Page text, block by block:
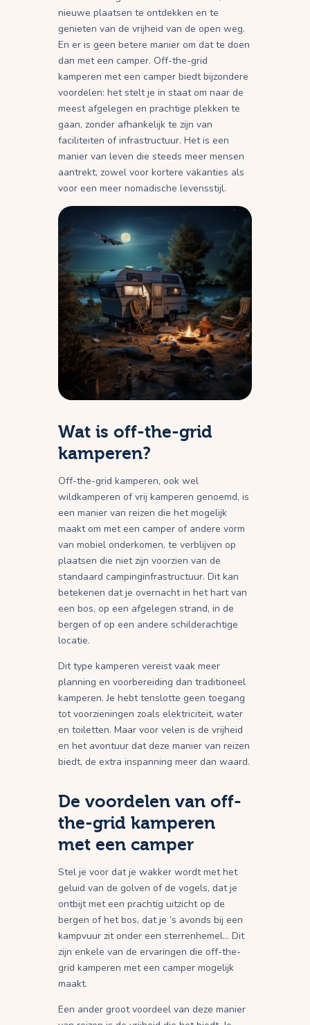
nieuwe plaatsen te ontdekken en te
genieten van de vrijheid van de open weg.
En er is geen betere manier om dat te doen
dan met een camper. Off-the-grid
kamperen met een camper biedt bijzondere
voordelen: het stelt je in staat om naar de
meest afgelegen en prachtige plekken te
gaan, zonder afhankelijk te zijn van
faciliteiten of infrastructuur. Het is een
manier van leven die steeds meer mensen
aantrekt, zowel voor kortere vakanties als
voor een meer nomadische levensstijl.
Wat is off-the-grid
kamperen?
Off-the-grid kamperen, ook wel
wildkamperen of vrij kamperen genoemd, is
een manier van reizen die het mogelijk
maakt om met een camper of andere vorm
van mobiel onderkomen, te verblijven op
plaatsen die niet zijn voorzien van de
standaard campinginfrastructuur. Dit kan
betekenen dat je overnacht in het hart van
een bos, op een afgelegen strand, in de
bergen of op een andere schilderachtige
locatie.
Dit type kamperen vereist vaak meer
planning en voorbereiding dan traditioneel
kamperen. Je hebt tenslotte geen toegang
tot voorzieningen zoals elektriciteit, water
en toiletten. Maar voor velen is de vrijheid
en het avontuur dat deze manier van reizen
biedt, de extra inspanning meer dan waard.
De voordelen van off-
the-grid kamperen
met een camper
Stel je voor dat je wakker wordt met het
geluid van de golven of de vogels, dat je
ontbijt met een prachtig uitzicht op de
bergen of het bos, dat je ’s avonds bij een
kampvuur zit onder een sterrenhemel… Dit
zijn enkele van de ervaringen die off-the-
grid kamperen met een camper mogelijk
maakt.
Een ander groot voordeel van deze manier